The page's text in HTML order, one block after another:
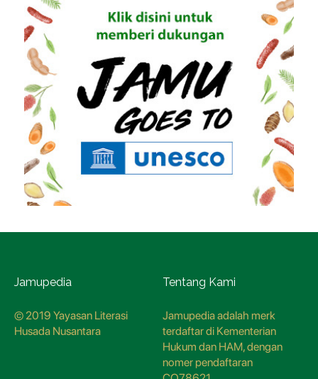
Jamupedia
© 2019 Yayasan Literasi
Husada Nusantara
Tentang Kami
Jamupedia adalah merk
terdaftar di Kementerian
Hukum dan HAM, dengan
nomer pendaftaran